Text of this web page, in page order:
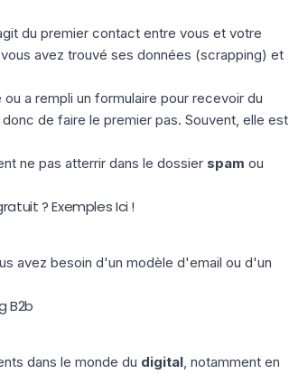
du premier contact entre vous et votre
avez trouvé ses données (scrapping) et
ou a rempli un formulaire pour recevoir du
de faire le premier pas. Souvent, elle est
ne pas atterrir dans le dossier spam ou
? Exemples Ici !
avez besoin d'un modèle d'email ou d'un
B2b
dans le monde du digital, notamment en